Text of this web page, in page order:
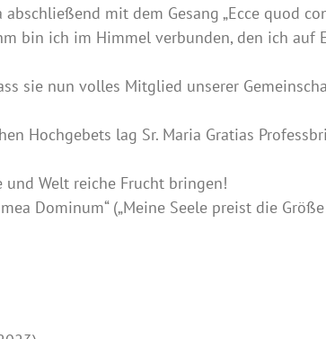
mit dem Gesang „Ecce quod
bin ich im Himmel verbunden, den ich auf
sie nun volles Mitglied unserer
Hochgebets lag Sr. Maria Gratias
und Welt reiche Frucht bringen!
Dominum“ („Meine Seele preist die Größe